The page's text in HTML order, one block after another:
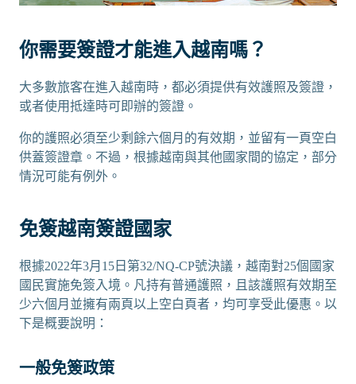
你需要簽證才能進入越南嗎？
大多數旅客在進入越南時，都必須提供有效護照及簽證，
或者使用抵達時可即辦的簽證。
你的護照必須至少剩餘六個月的有效期，並留有一頁空白
供蓋簽證章。不過，根據越南與其他國家間的協定，部分
情況可能有例外。
免簽越南簽證國家
根據2022年3月15日第32/NQ-CP號決議，越南對25個國家
國民實施免簽入境。凡持有普通護照，且該護照有效期至
少六個月並擁有兩頁以上空白頁者，均可享受此優惠。以
下是概要說明：
一般免簽政策